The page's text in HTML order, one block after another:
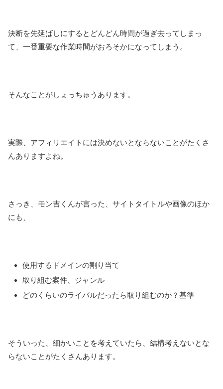
決断を先延ばしにするとどんどん時間が過ぎ去ってしまっ
て、一番重要な作業時間がおろそかになってしまう。
そんなことがしょっちゅうあります。
実際、アフィリエイトには決めないとならないことがたくさ
んありますよね。
さっき、モン吉くんが言った、サイトタイトルや画像のほか
にも、
使用するドメインの割り当て
取り組む案件、ジャンル
どのくらいのライバルだったら取り組むのか？基準
そういった、細かいことを考えていたら、結構考えないとな
らないことがたくさんあります。